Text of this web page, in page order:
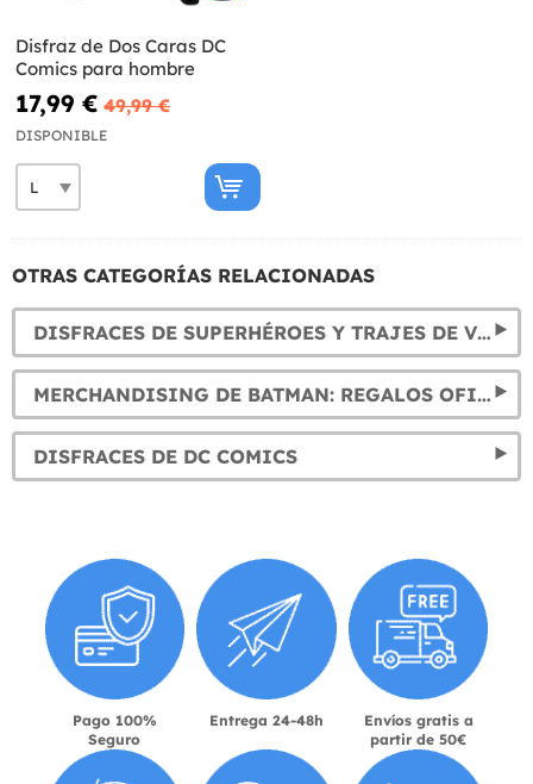
Disfraz de Dos Caras DC
Comics para hombre
17,99 € 49,99 €
DISPONIBLE
OTRAS CATEGORÍAS RELACIONADAS
DISFRACES DE SUPERHÉROES Y TRAJES DE VILLANOS
MERCHANDISING DE BATMAN: REGALOS OFICIALES
DISFRACES DE DC COMICS
Pago 100%
Seguro
Entrega 24-48h
Envíos gratis a
partir de 50€